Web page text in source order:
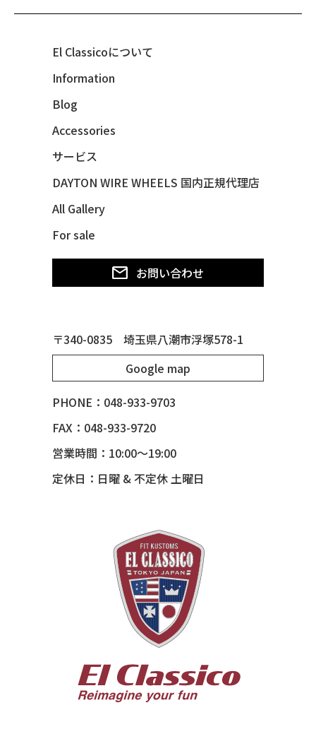
El Classicoについて
Information
Blog
Accessories
サービス
DAYTON WIRE WHEELS 国内正規代理店
All Gallery
For sale
お問い合わせ
〒340-0835 埼玉県八潮市浮塚578-1
Google map
PHONE：048-933-9703
FAX：048-933-9720
営業時間：10:00～19:00
定休日：日曜 & 不定休 土曜日